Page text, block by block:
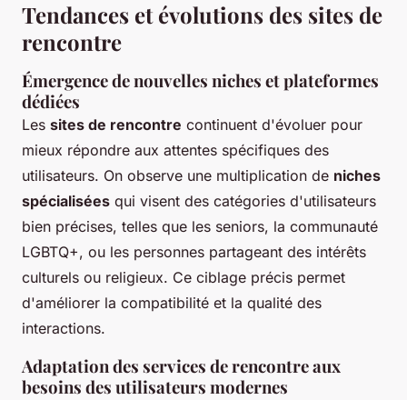
Tendances et évolutions des sites de
rencontre
Émergence de nouvelles niches et plateformes
dédiées
Les sites de rencontre continuent d'évoluer pour
mieux répondre aux attentes spécifiques des
utilisateurs. On observe une multiplication de niches
spécialisées qui visent des catégories d'utilisateurs
bien précises, telles que les seniors, la communauté
LGBTQ+, ou les personnes partageant des intérêts
culturels ou religieux. Ce ciblage précis permet
d'améliorer la compatibilité et la qualité des
interactions.
Adaptation des services de rencontre aux
besoins des utilisateurs modernes